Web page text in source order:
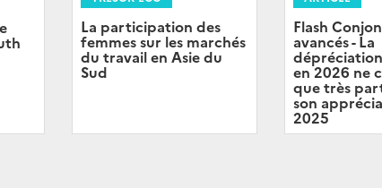
La participation des
femmes sur les marchés
du travail en Asie du
Sud
Flash
avancés - La
en 2026 ne
que très
son
2025